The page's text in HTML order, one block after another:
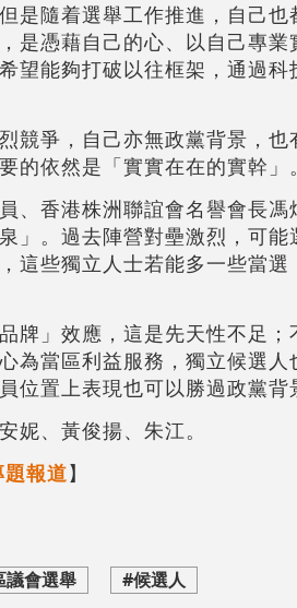
是隨着選舉工作推進，自己也
是憑藉自己的心、以自己專業
望能夠打破以往框架，通過科
競爭，自己亦無政黨背景，也
的依然是「實實在在的實幹」。
、香港株洲聯誼會名譽會長馮
」。過去陣營對壘激烈，可能
這些獨立人士若能多一些當
牌」效應，這是先天性不足；
當區利益服務，獨立候選人
置上表現也可以勝過政黨背
妮、黃俊揚、朱江。
報道】
議會選舉 #候選人